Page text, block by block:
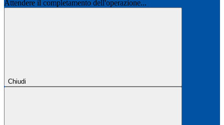
Attendere il completamento dell'operazione...
Chiudi